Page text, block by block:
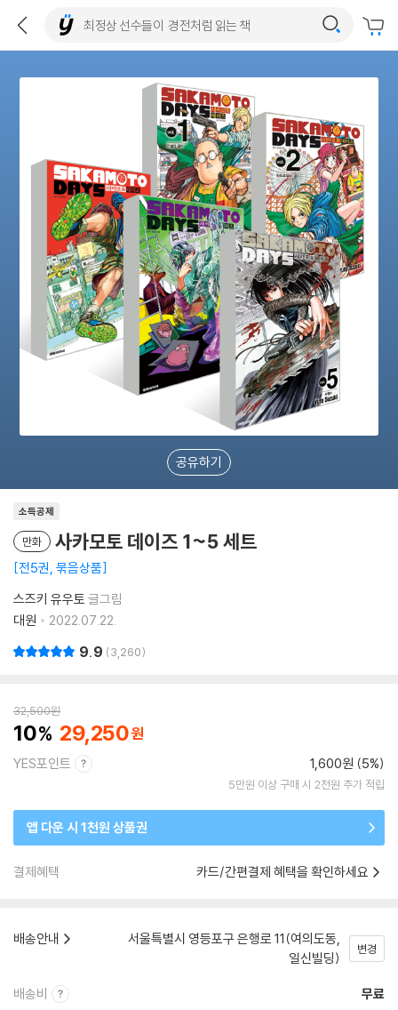
공유하기
소득공제
만화 사카모토 데이즈 1~5 세트
전5권, 묶음상품
스즈키 유우토 글그림
대원
2022.07.22.
9.9 3,260
32,500원
10 29,250
YES포인트 1,600원 (5%)
5만원 이상 구매 시 2천원 추가 적립
앱 다운 시 1천원 상품권
결제혜택 카드/간편결제 혜택을 확인하세요
배송안내
서울특별시 영등포구 은행로 11(여의도동,
일신빌딩)
변경
배송비 무료